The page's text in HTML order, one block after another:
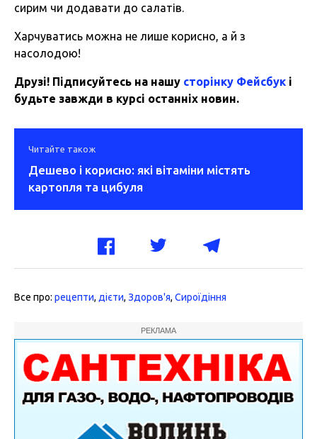
сирим чи додавати до салатів.
Харчуватись можна не лише корисно, а й з
насолодою!
Друзі! Підписуйтесь на нашу сторінку Фейсбук і
будьте завжди в курсі останніх новин.
Читайте також
Дешево і корисно: які вітаміни містять
картопля та цибуля
Все про: рецепти, дієти, Здоров'я, Сироїдіння
РЕКЛАМА